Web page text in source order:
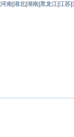
河南 湖北 湖南 黑龙江 江苏